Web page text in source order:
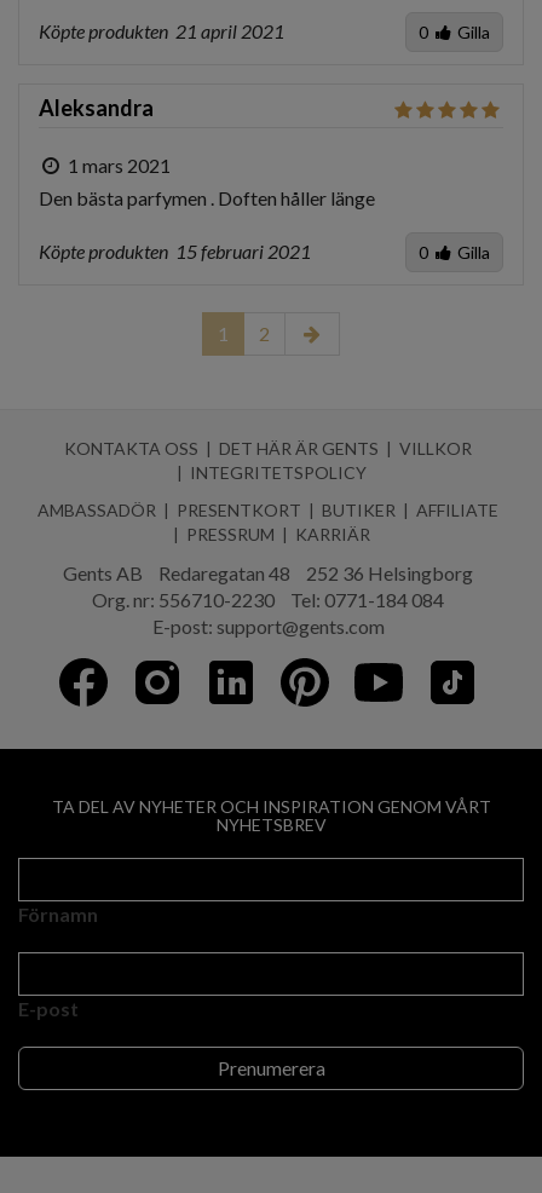
Köpte produkten 21 april 2021 0 Gilla
Aleksandra
1 mars 2021
Den bästa parfymen . Doften håller länge
Köpte produkten 15 februari 2021 0 Gilla
1 2
KONTAKTA OSS DET HÄR ÄR GENTS
VILLKOR
INTEGRITETSPOLICY
AMBASSADÖR
PRESENTKORT BUTIKER
AFFILIATE
PRESSRUM
KARRIÄR
Gents AB Redaregatan 48
252 36 Helsingborg
Org. nr: 556710-2230
Tel: 0771-184 084
E-post: support@gents.com
TA DEL AV NYHETER OCH INSPIRATION GENOM VÅRT
NYHETSBREV
Förnamn
E-post